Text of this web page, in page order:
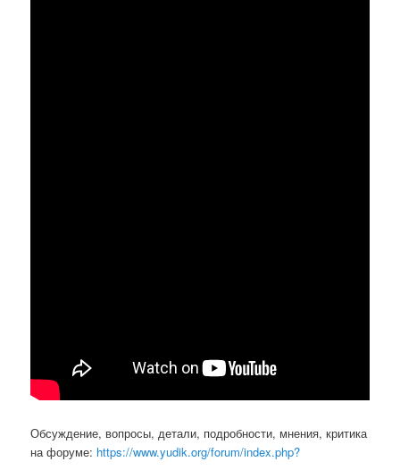
Обсуждение, вопросы, детали, подробности, мнения, критика
на форуме: https://www.yudik.org/forum/index.php?